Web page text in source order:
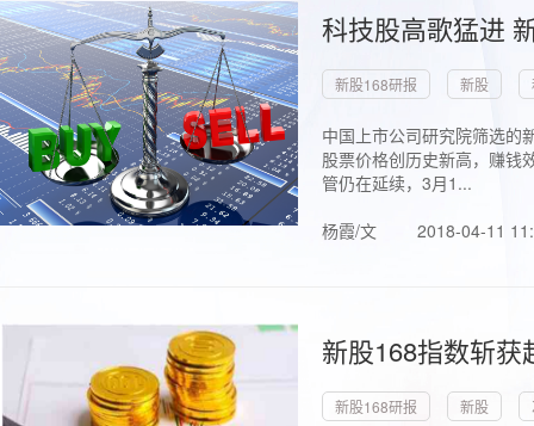
科技股高歌猛进
新股168研报 新股
中国上市公司研究院筛选的
股票价格创历史新高，赚钱
管仍在延续，3月1...
杨霞/文
2018-04-11
新股168指数斩
新股168研报 新股